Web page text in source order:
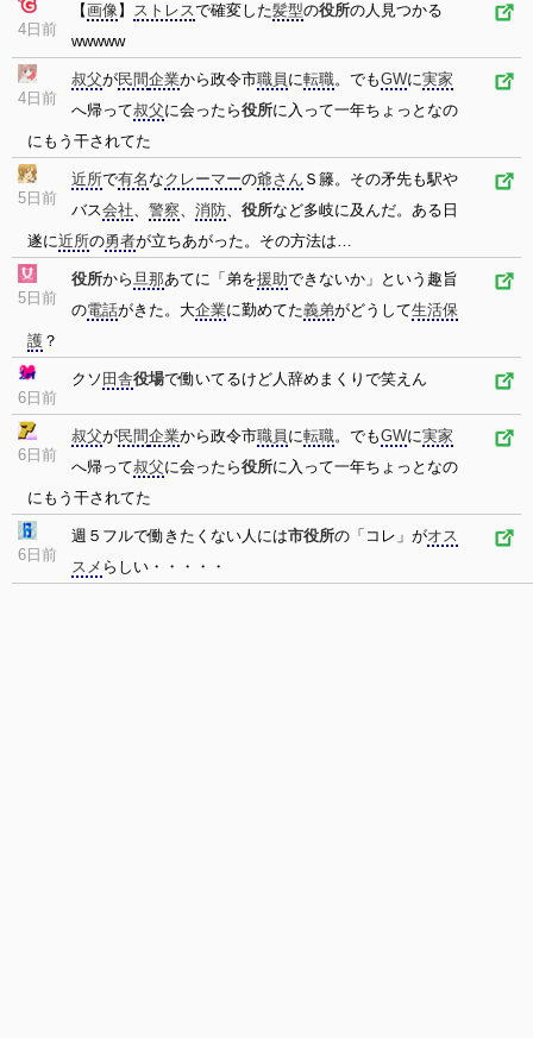
4日前
【画像】 ストレスで確変した髪型の役所の人見つかる
wwwww
4日前
叔父が民間企業から政令市職員 に転職。でもGWに実家
へ帰って叔父に会ったら役所に入って一年ちょっとなの
にもう干されてた
5日前
近所で有名なクレーマーの爺さん Ｓ籐。その矛先も駅や
バス会社、 警察、 消防、 役所など多岐に及んだ。ある日
遂に近所の勇者が立ちあがった。その方法は…
5日前
役所から旦那あてに「弟を援助できないか」という趣旨
の電話がきた。大企業に勤めてた義弟がどうして生活保
護 ？
6日前
クソ 田舎役場で働いてるけど人辞めまくりで笑えん
6日前
叔父が民間企業から政令市職員 に転職。でもGWに実家
へ帰って叔父に会ったら役所に入って一年ちょっとなの
にもう干されてた
6日前
週５フルで働きたくない人には市役所の「コレ」がオス
スメ らしい・・・・・